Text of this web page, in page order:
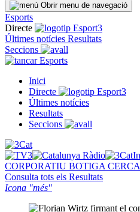
Obrir menu de navegació
Esports
Directe
Últimes notícies Resultats
Seccions
Esports
Inici
Directe
Últimes notícies
Resultats
Seccions
CORPORATIU BOTIGA CERCA
Consulta tots els Resultats
Icona "més"